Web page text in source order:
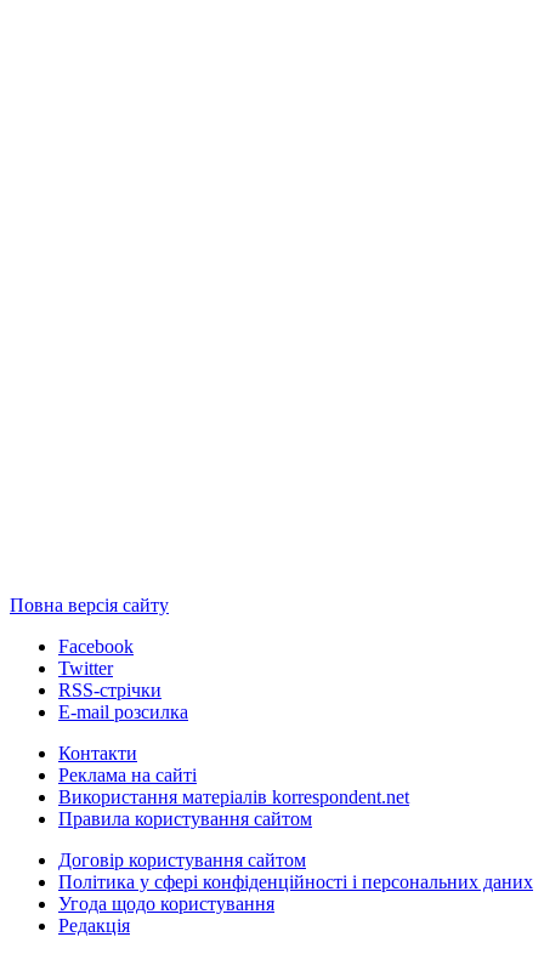
Повна версія сайту
Facebook
Twitter
RSS-стрічки
E-mail розсилка
Контакти
Реклама на сайті
Використання матеріалів korrespondent.net
Правила користування сайтом
Договір користування сайтом
Політика у сфері конфіденційності і персональних даних
Угода щодо користування
Редакція